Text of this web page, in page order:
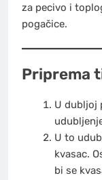
za pecivo i
pogačice.
Priprema
U dubljoj
U to
kvasac.
bi se